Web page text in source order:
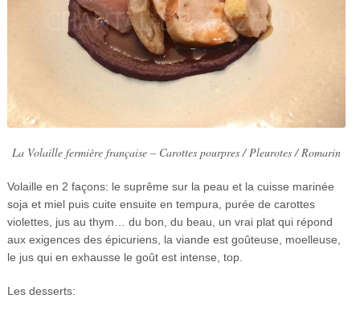
La Volaille fermière française – Carottes pourpres / Pleurotes / Romarin
Volaille en 2 façons: le suprême sur la peau et la cuisse marinée
soja et miel puis cuite ensuite en tempura, purée de carottes
violettes, jus au thym… du bon, du beau, un vrai plat qui répond
aux exigences des épicuriens, la viande est goûteuse, moelleuse,
le jus qui en exhausse le goût est intense, top.
Les desserts: